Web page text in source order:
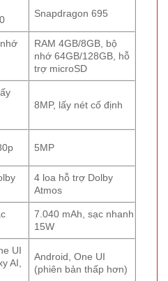
Snapdragon 695
RAM 4GB/8GB, bộ
nhớ 64GB/128GB, hỗ
trợ microSD
8MP, lấy nét cố định
5MP
4 loa hỗ trợ Dolby
Atmos
7.040 mAh, sạc nhanh
15W
UI
AI,
Android, One UI
(phiên bản thấp hơn)